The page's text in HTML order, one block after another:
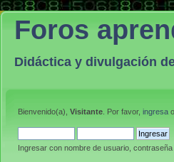
Foros
Didáctica y divulgación
Bienvenido(a), Visitante . Por favor, ingresa o
Ingresar con nombre de usuario,